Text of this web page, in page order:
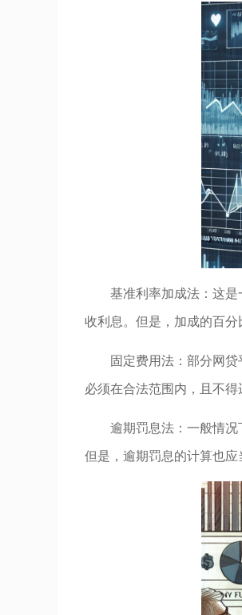
基准利率加成法：这
收利息。但是，加成的百分
固定费用法：部分网
必须在合法范围内，且不得
逾期罚息法：一般情况
但是，逾期罚息的计算也应